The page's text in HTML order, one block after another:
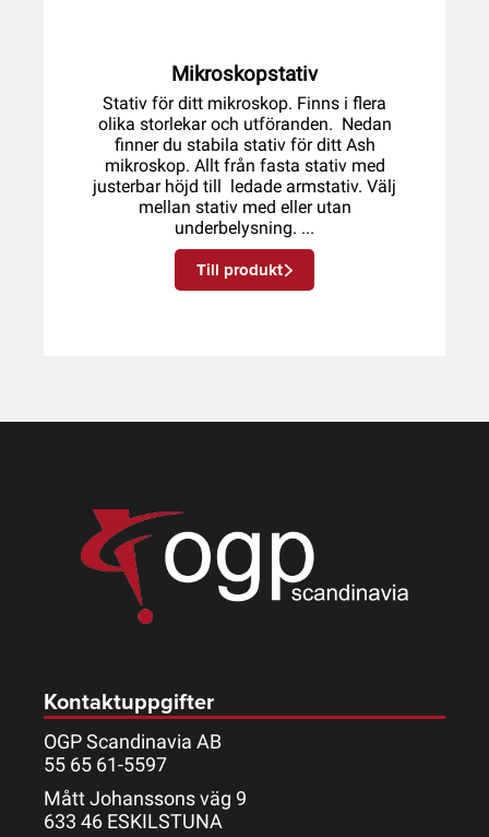
Mikroskopstativ
Stativ för ditt mikroskop. Finns i flera
olika storlekar och utföranden. Nedan
finner du stabila stativ för ditt Ash
mikroskop. Allt från fasta stativ med
justerbar höjd till ledade armstativ. Välj
mellan stativ med eller utan
underbelysning. ...
Till produkt
Kontaktuppgifter
OGP Scandinavia AB
55 65 61-5597
Mått Johanssons väg 9
633 46 ESKILSTUNA